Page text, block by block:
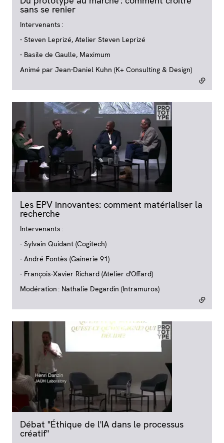
sans se renier
Intervenants :
- Steven Leprizé, Atelier Steven Leprizé
- Basile de Gaulle, Maximum
Animé par Jean-Daniel Kuhn (K+ Consulting & Design)
Les EPV innovantes: comment matérialiser la
recherche
Intervenants :
- Sylvain Quidant (Cogitech)
- André Fontès (Gainerie 91)
- François-Xavier Richard (Atelier d'Offard)
Modération : Nathalie Degardin (Intramuros)
Débat "Éthique de l'IA dans le processus
créatif" - lien externe